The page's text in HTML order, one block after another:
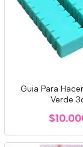
Guia Para
Verde